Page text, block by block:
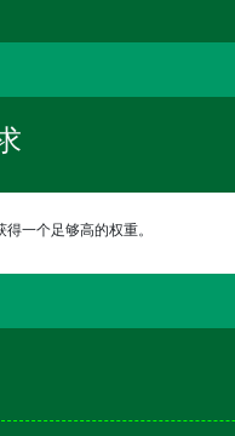
一个足够高的权重。